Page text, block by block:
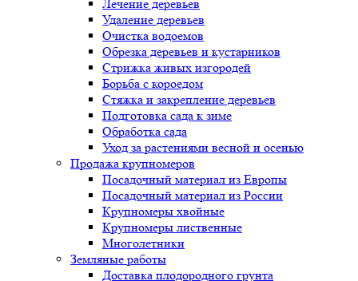
Лечение деревьев
Удаление деревьев
Очистка водоемов
Обрезка деревьев и кустарников
Стрижка живых изгородей
Борьба с короедом
Стяжка и закрепление деревьев
Подготовка сада к зиме
Обработка сада
Уход за растениями весной и осенью
Продажа крупномеров
Посадочный материал из Европы
Посадочный материал из России
Крупномеры хвойные
Крупномеры лиственные
Многолетники
Земляные работы
Доставка плодородного грунта